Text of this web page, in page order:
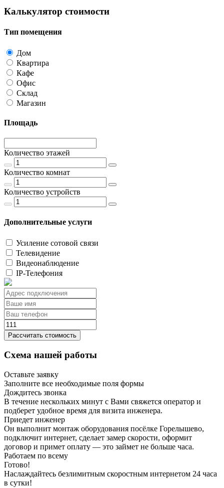
Калькулятор стоимости
Тип помещения
Дом
Квартира
Кафе
Офис
Склад
Магазин
Площадь
Количество этажей
Количество комнат
Количество устройств
Дополнительные услуги
Усиление сотовой связи
Телевидение
Видеонаблюдение
IP-Телефония
Рассчитать стоимость
Схема нашей работы
Оставьте заявку
Заполните все необходимые поля формы
Дождитесь звонка
В течение нескольких минут с Вами свяжется оператор и
подберет удобное время для визита инженера.
Приедет инженер
Он выполнит монтаж оборудования посёлке Горелышево,
подключит интернет, сделает замер скорости, оформит
договор и примет оплату — это займет не больше часа.
Работаем по всему
Готово!
Наслаждайтесь безлимитным скоростным интернетом 24 часа
в сутки!